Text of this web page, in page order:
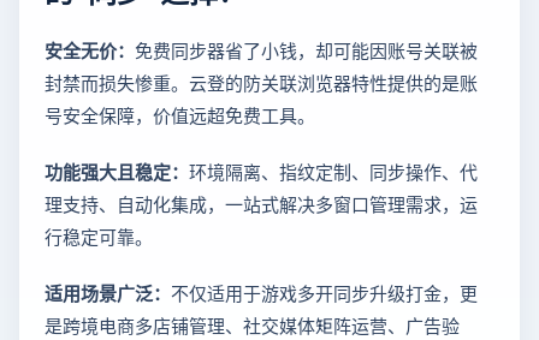
安全无价： 免费同步器省了小钱，却可能因账号关联被
封禁而损失惨重。云登的防关联浏览器特性提供的是账
号安全保障，价值远超免费工具。
功能强大且稳定： 环境隔离、指纹定制、同步操作、代
理支持、自动化集成，一站式解决多窗口管理需求，运
行稳定可靠。
适用场景广泛： 不仅适用于游戏多开同步升级打金，更
是跨境电商多店铺管理、社交媒体矩阵运营、广告验